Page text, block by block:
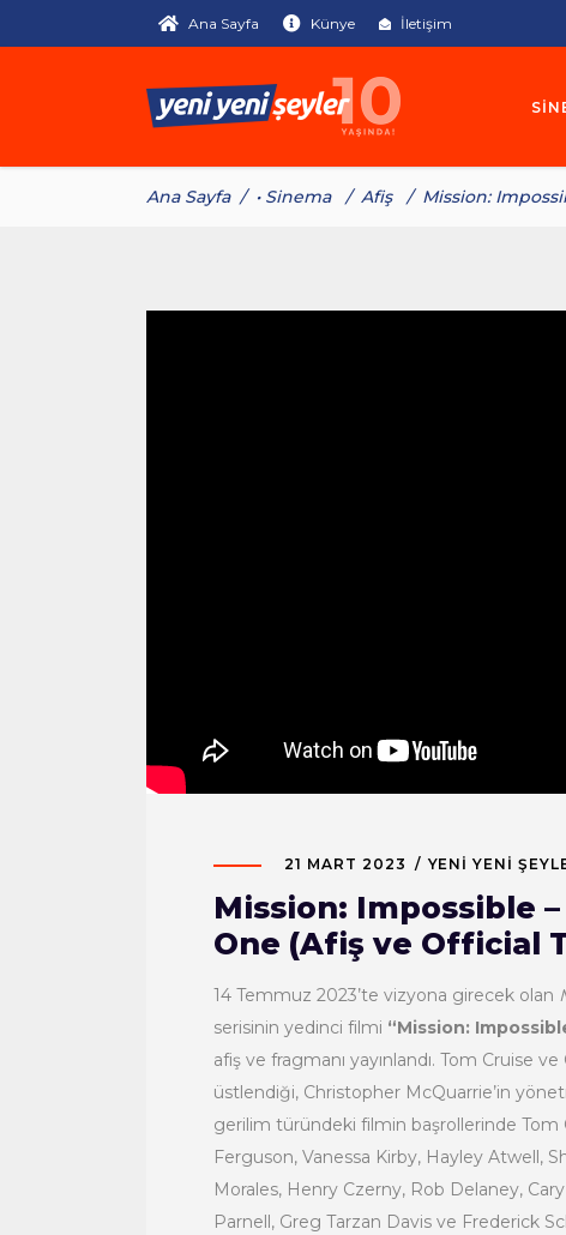
Ana Sayfa Künye İletişim
Ana Sayfa/ • Sinema / Afiş / Mission:
21 MART 2023 YENI YENI
Mission: Impossible
One (Afiş ve Official
14 Temmuz 2023’te vizyona girecek olan
serisinin yedinci filmi “Mission:
afiş ve fragmanı yayınlandı. Tom Cruise ve
üstlendiği, Christopher McQuarrie’in
gerilim türündeki filmin başrollerinde
Ferguson, Vanessa Kirby, Hayley Atwell,
Morales, Henry Czerny, Rob Delaney,
Parnell, Greg Tarzan Davis ve Frederick